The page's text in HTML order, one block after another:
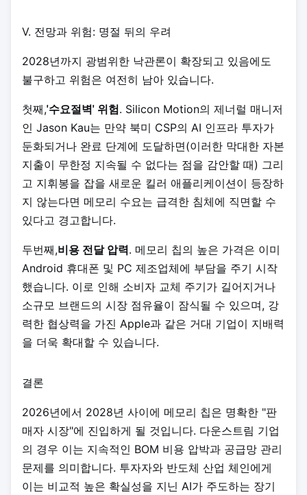
V. 전망과 위험: 명절 뒤의 우려
2028년까지 광범위한 낙관론이 확장되고 있음에도
불구하고 위험은 여전히 ​​남아 있습니다.
첫째,'수요절벽' 위험. Silicon Motion의 제너럴 매니저
인 Jason Kau는 만약 북미 CSP의 AI 인프라 투자가
둔화되거나 완료 단계에 도달하면(이러한 막대한 자본
지출이 무한정 지속될 수 없다는 점을 감안할 때) 그리
고 지휘봉을 잡을 새로운 킬러 애플리케이션이 등장하
지 않는다면 메모리 수요는 급격한 침체에 직면할 수
있다고 경고합니다.
두번째,비용 전달 압력. 메모리 칩의 높은 가격은 이미
Android 휴대폰 및 PC 제조업체에 부담을 주기 시작
했습니다. 이로 인해 소비자 교체 주기가 길어지거나
소규모 브랜드의 시장 점유율이 잠식될 수 있으며, 강
력한 협상력을 가진 Apple과 같은 거대 기업이 지배력
을 더욱 확대할 수 있습니다.
결론
2026년에서 2028년 사이에 메모리 칩은 명확한 "판
매자 시장"에 진입하게 될 것입니다. 다운스트림 기업
의 경우 이는 지속적인 BOM 비용 압박과 공급망 관리
문제를 의미합니다. 투자자와 반도체 산업 체인에게
이는 비교적 높은 확실성을 지닌 AI가 주도하는 장기